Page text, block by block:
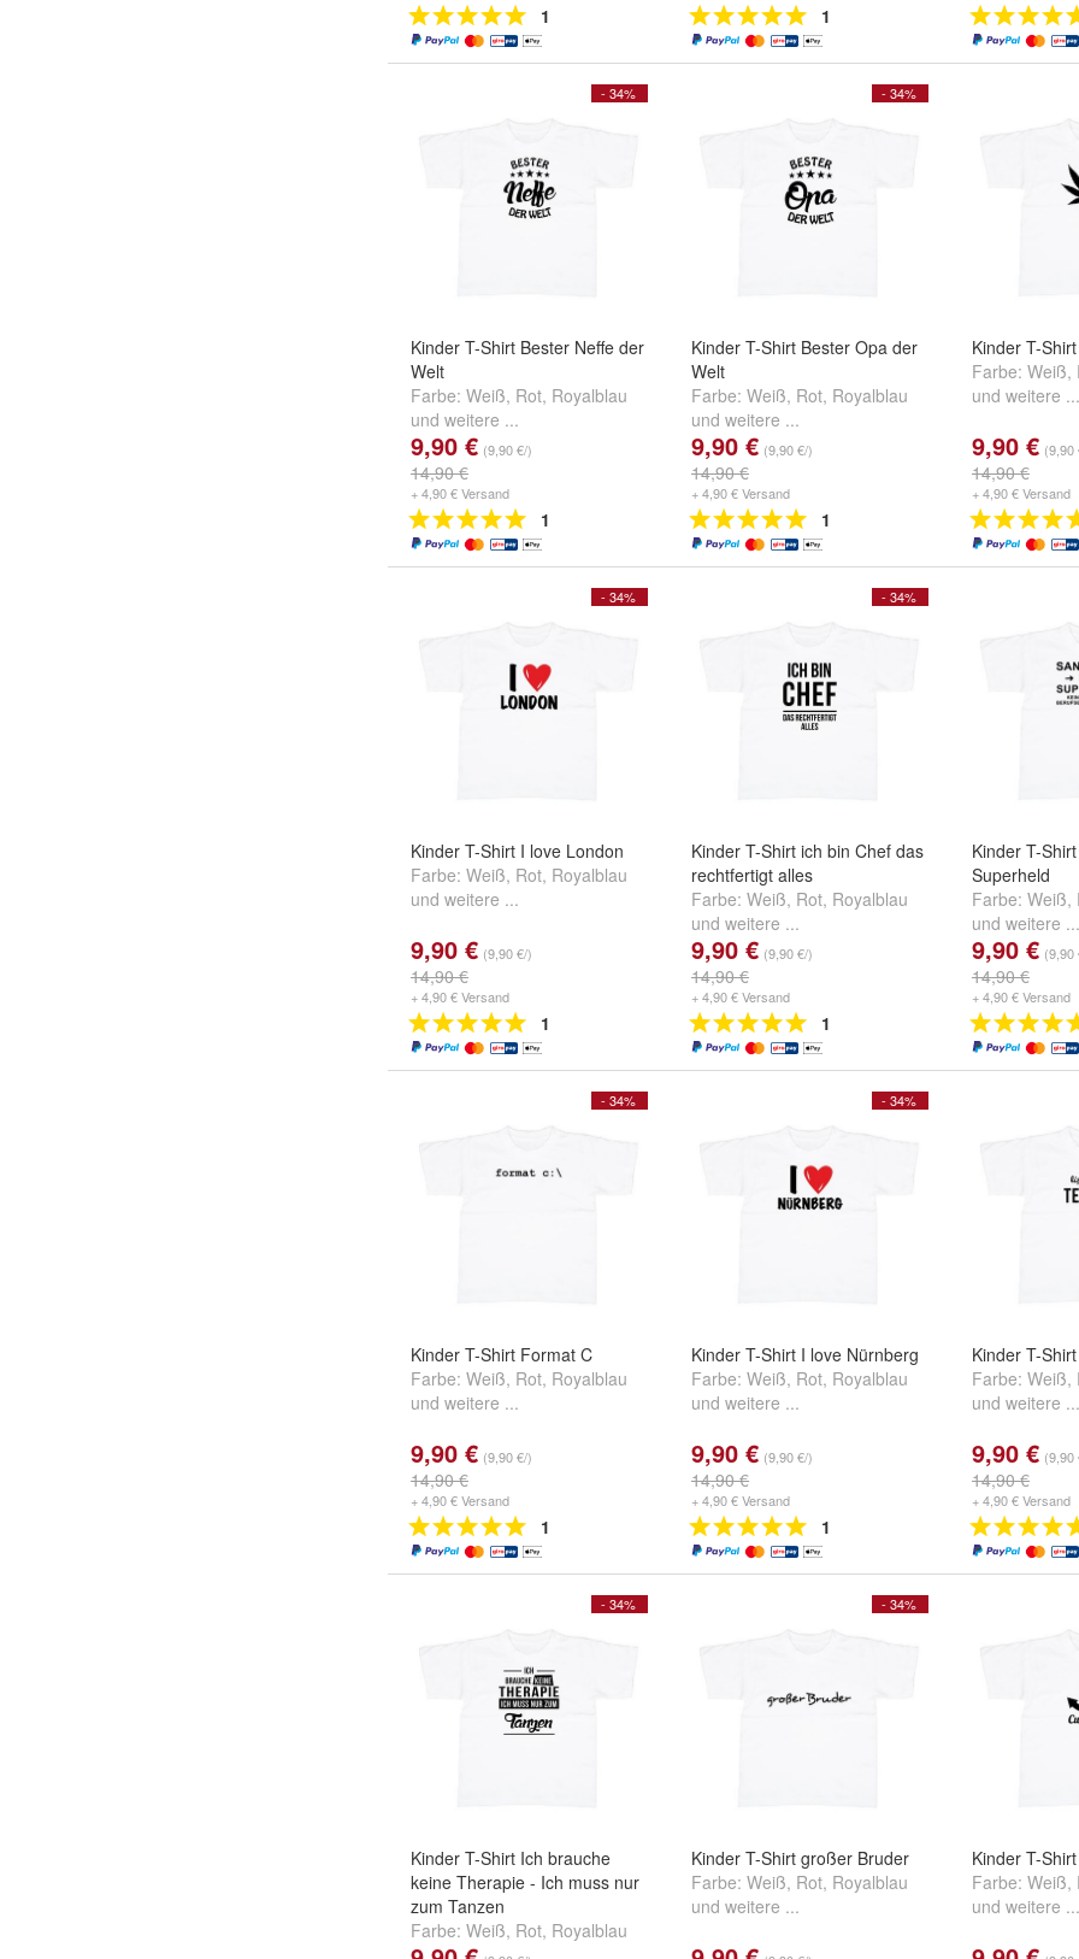
1 1
- 34%
Kinder T-Shirt Bester Neffe der
Welt
Farbe: Weiß, Rot, Royalblau
und weitere ...
9,90 € (9,90 €/)
14,90 €
+ 4,90 € Versand
1
- 34%
Kinder T-Shirt Bester Opa der
Welt
Farbe: Weiß, Rot, Royalblau
und weitere ...
9,90 € (9,90 €/)
14,90 €
+ 4,90 € Versand
1
Kinder T-
Farbe: Weiß,
und weitere ...
9,90 € (9,90
14,90 €
+ 4,90 € Versand
- 34%
Kinder T-Shirt I love London
Farbe: Weiß, Rot, Royalblau
und weitere ...
9,90 € (9,90 €/)
14,90 €
+ 4,90 € Versand
1
- 34%
Kinder T-Shirt ich bin Chef das
rechtfertigt alles
Farbe: Weiß, Rot, Royalblau
und weitere ...
9,90 € (9,90 €/)
14,90 €
+ 4,90 € Versand
1
Kinder T-
Superheld
Farbe: Weiß,
und weitere ...
9,90 € (9,90
14,90 €
+ 4,90 € Versand
- 34%
Kinder T-Shirt Format C
Farbe: Weiß, Rot, Royalblau
und weitere ...
9,90 € (9,90 €/)
14,90 €
+ 4,90 € Versand
1
- 34%
Kinder T-Shirt I love Nürnberg
Farbe: Weiß, Rot, Royalblau
und weitere ...
9,90 € (9,90 €/)
14,90 €
+ 4,90 € Versand
1
Kinder T-
Farbe: Weiß,
und weitere ...
9,90 € (9,90
14,90 €
+ 4,90 € Versand
- 34%
Kinder T-Shirt Ich brauche
keine Therapie - Ich muss nur
zum Tanzen
Farbe: Weiß, Rot, Royalblau
undweitere ...
- 34%
Kinder T-Shirt großer Bruder
Farbe: Weiß, Rot, Royalblau
und weitere ...
Kinder T-
Farbe: Weiß,
und weitere ...